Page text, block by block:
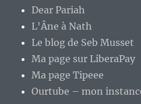
Dear Pariah
L'Âne à Nath
Le blog de Seb Musset
Ma page sur LiberaPay
Ma page Tipeee
Ourtube – mon